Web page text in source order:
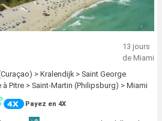
13 jours
de Miami
> Kralendijk > Saint George
Pitre > Saint-Martin (Philipsburg) > Miami
Payez en 4X